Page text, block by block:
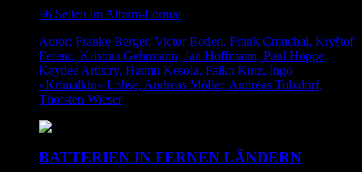
96 Seiten im Album-Format
Autor: Frauke Berger, Victor Boden, Frank Cmuchal, Kryštof
Ferenc, Kristina Gehrmann, Jan Hoffmann, Paul Hoppe,
Kaydee Artistry, Hannu Kesola, Falko Kutz, Ingo
»Krimalkin« Lohse, Andreas Möller, Andreas Tolxdorf,
Thorsten Wieser
BATTERIEN IN FERNEN LÄNDERN